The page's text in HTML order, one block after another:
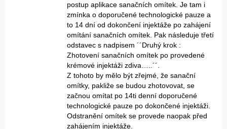
postup aplikace sanačních omítek. Je tam i
zmínka o doporučené technologické pauze a
to 14 dní od dokončení injektáže po zahájení
omítání sanačních omítek. Pak následuje třetí
odstavec s nadpisem ´´Druhý krok :
Zhotovení sanačních omítek po provedené
krémové injektáži zdiva…..´´.
Z tohoto by mělo být zřejmé, že sanační
omítky, pakliže se budou zhotovovat, se
začnou omítat po 14ti denní doporučené
technologické pauze po dokončené injektáži.
Odstranění omítek se provede naopak před
zahájením injektáže.